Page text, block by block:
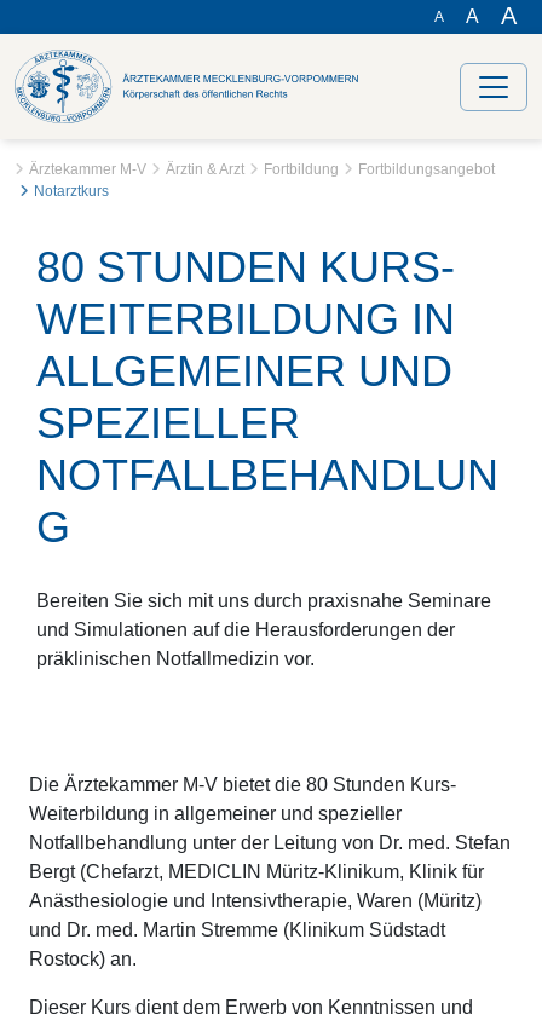
A A A
Ärztekammer M-V Ärztin & Arzt Fortbildung
Fortbildungsangebot
Notarztkurs
80 STUNDEN KURS-
WEITERBILDUNG IN
ALLGEMEINER UND
SPEZIELLER
NOTFALLBEHANDLUN
G
Bereiten Sie sich mit uns durch praxisnahe Seminare
und Simulationen auf die Herausforderungen der
präklinischen Notfallmedizin vor.
Die Ärztekammer M-V bietet die 80 Stunden Kurs-
Weiterbildung in allgemeiner und spezieller
Notfallbehandlung unter der Leitung von Dr. med. Stefan
Bergt (Chefarzt, MEDICLIN Müritz-Klinikum, Klinik für
Anästhesiologie und Intensivtherapie, Waren (Müritz)
und Dr. med. Martin Stremme (Klinikum Südstadt
Rostock) an.
Dieser Kurs dient dem Erwerb von Kenntnissen und